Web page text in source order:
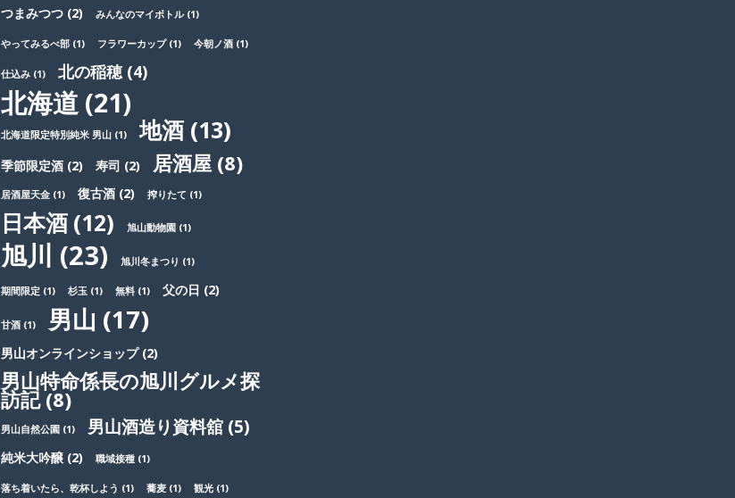
つまみつつ (2) みんなのマイボトル(1)
やってみるべ部 (1) フラワーカップ(1) 今朝ノ酒 (1)
仕込み (1) 北の稲穂(4)
北海道(21)
北海道限定特別純米 男山 (1) 地酒 (13)
季節限定酒 (2) 寿司 (2) 居酒屋 (8)
居酒屋天金 (1) 復古酒 (2) 搾りたて (1)
日本酒 (12) 旭山動物園 (1)
旭川 (23) 旭川冬まつり (1)
期間限定 (1) 杉玉 (1) 無料 (1) 父の日 (2)
甘酒 (1) 男山 (17)
男山オンラインショップ(2)
男山特命係長の旭川グルメ探
訪記(8)
男山自然公園 (1) 男山酒造り資料舘 (5)
純米大吟醸 (2) 職域接種 (1)
落ち着いたら、乾杯しよう (1) 蕎麦 (1) 観光 (1)